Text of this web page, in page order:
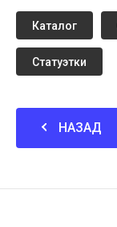
Каталог
Статуэтки
НАЗАД